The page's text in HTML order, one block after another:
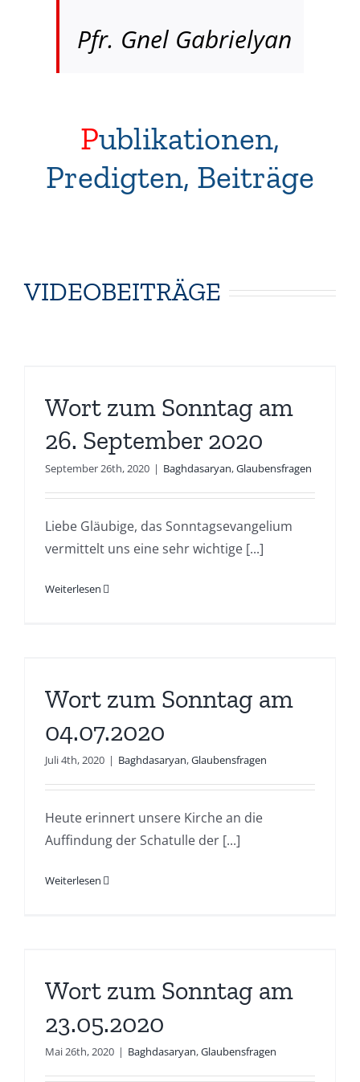
Pfr. Gnel Gabrielyan
Publikationen,
Predigten, Beiträge
VIDEOBEITRÄGE
Wort zum Sonntag am
26. September 2020
September 26th, 2020 | Baghdasaryan,Glaubensfragen
Liebe Gläubige, das Sonntagsevangelium
vermittelt uns eine sehr wichtige [...]
Weiterlesen
Wort zum Sonntag am
04.07.2020
Juli 4th, 2020 | Baghdasaryan,Glaubensfragen
Heute erinnert unsere Kirche an die
Auffindung der Schatulle der [...]
Weiterlesen
Wort zum Sonntag am
23.05.2020
Mai 26th, 2020 | Baghdasaryan,Glaubensfragen